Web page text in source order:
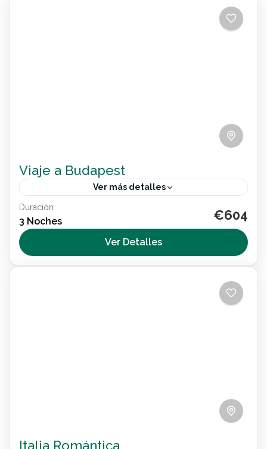
Viaje a Budapest
Ver más detalles
Internacional
2 People
Duración
3 Noches €604
Ver Detalles
Italia Romántica